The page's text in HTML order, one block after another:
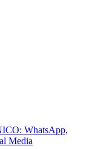
WhatsApp,
Media